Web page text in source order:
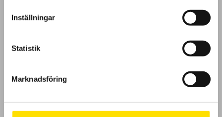
Inställningar
Statistik
Marknadsföring